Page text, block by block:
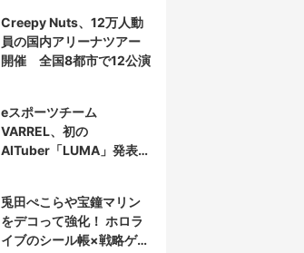
Creepy Nuts、12万人動
員の国内アリーナツアー
開催 全国8都市で12公演
eスポーツチーム
VARREL、初の
AITuber「LUMA」発表
兎田ぺこらや宝鐘マリン
をデコって強化！ ホロラ
イブのシール帳×戦略ゲー